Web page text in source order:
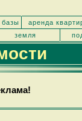
базы
аренда
земля